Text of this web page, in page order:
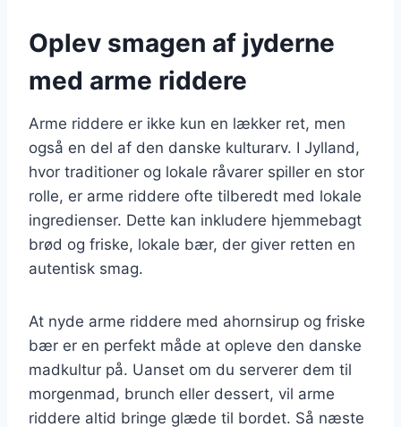
Oplev smagen af jyderne
med arme riddere
Arme riddere er ikke kun en lækker ret, men
også en del af den danske kulturarv. I Jylland,
hvor traditioner og lokale råvarer spiller en stor
rolle, er arme riddere ofte tilberedt med lokale
ingredienser. Dette kan inkludere hjemmebagt
brød og friske, lokale bær, der giver retten en
autentisk smag.
At nyde arme riddere med ahornsirup og friske
bær er en perfekt måde at opleve den danske
madkultur på. Uanset om du serverer dem til
morgenmad, brunch eller dessert, vil arme
riddere altid bringe glæde til bordet. Så næste